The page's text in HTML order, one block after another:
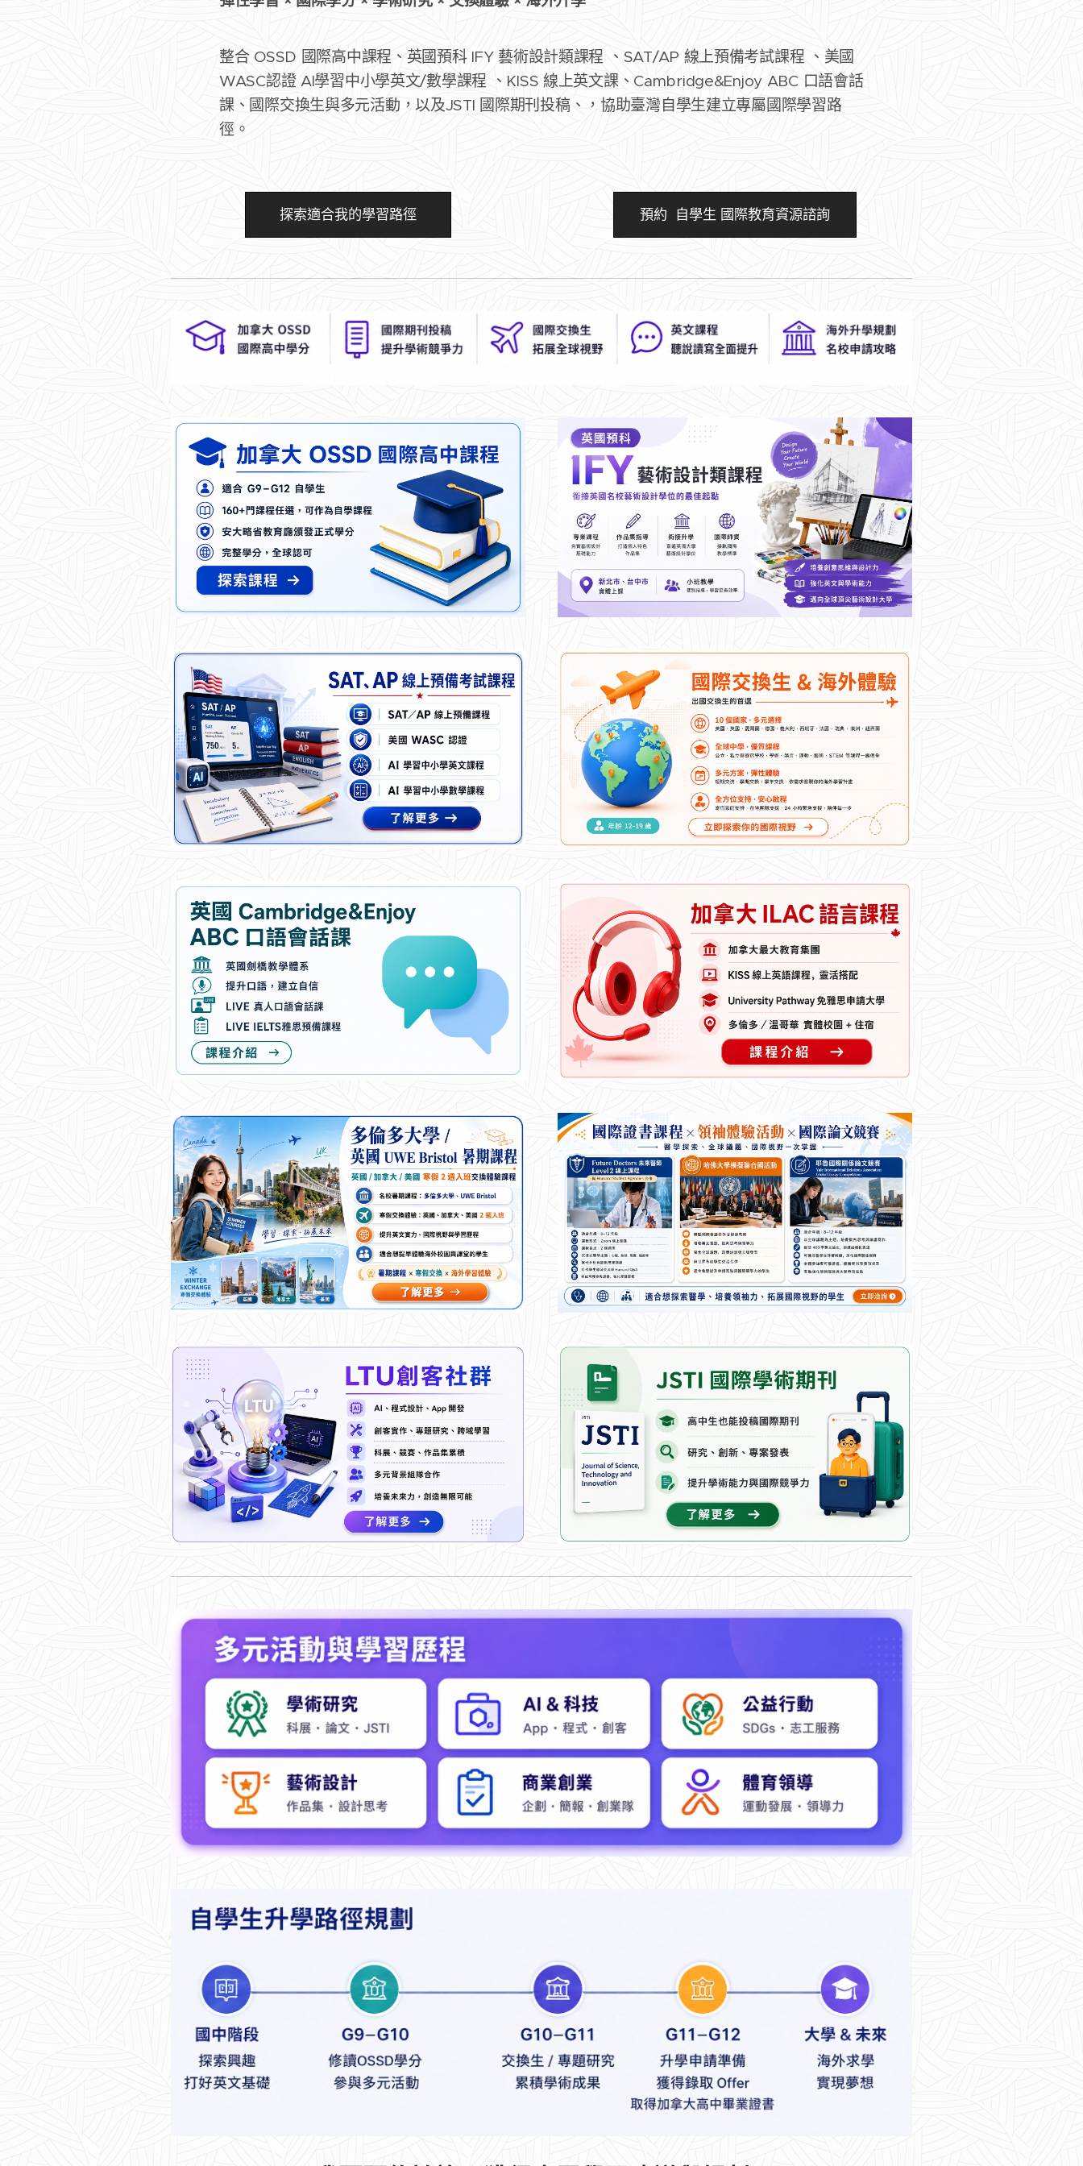
整合 OSSD 國際高中課程、英國預科 IFY 藝術設計類課程 、SAT/AP 線上預備考試課程 、美國
WASC認證 AI學習中小學英文/數學課程 、KISS 線上英文課、Cambridge&Enjoy ABC 口語會話
課、國際交換生與多元活動，以及JSTI 國際期刊投稿、，協助臺灣自學生建立專屬國際學習路
徑。
探索適合我的學習路徑 預約 自學生 國際教育資源諮詢